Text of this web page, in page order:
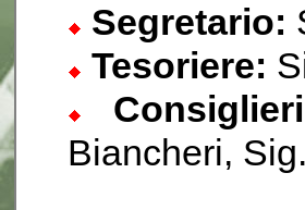
Segretario:
Tesoriere:
Biancheri,